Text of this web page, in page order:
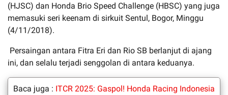
(HJSC) dan Honda Brio Speed Challenge (HBSC) yang juga
memasuki seri keenam di sirkuit Sentul, Bogor, Minggu
(4/11/2018).
Persaingan antara Fitra Eri dan Rio SB berlanjut di ajang
ini, dan selalu terjadi senggolan di antara keduanya.
Baca juga : ITCR 2025: Gaspol! Honda Racing Indonesia